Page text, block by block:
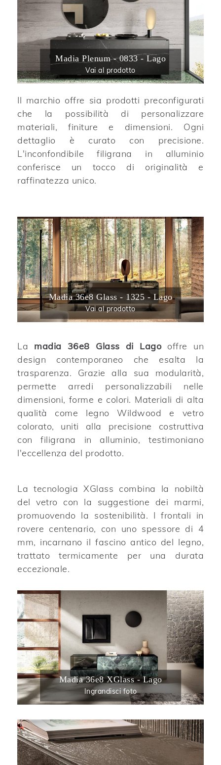
Madia Plenum - 0833 - Lago
Vai al prodotto
Il marchio offre sia prodotti preconfigurati
che la possibilità di personalizzare
materiali, finiture e dimensioni. Ogni
dettaglio è curato con precisione.
L'inconfondibile filigrana in alluminio
conferisce un tocco di originalità e
raffinatezza unico.
Madia 36e8 Glass - 1325 - Lago
Vai al prodotto
La madia 36e8 Glass di Lagooffre un
design contemporaneo che esalta la
trasparenza. Grazie alla sua modularità,
permette arredi personalizzabili nelle
dimensioni, forme e colori. Materiali di alta
qualità come legno Wildwood e vetro
colorato, uniti alla precisione costruttiva
con filigrana in alluminio, testimoniano
l'eccellenza del prodotto.
La tecnologia XGlass combina la nobiltà
del vetro con la suggestione dei marmi,
promuovendo la sostenibilità. I frontali in
rovere centenario, con uno spessore di 4
mm, incarnano il fascino antico del legno,
trattato termicamente per una durata
eccezionale.
Madia 36e8 XGlass - Lago
Ingrandisci foto